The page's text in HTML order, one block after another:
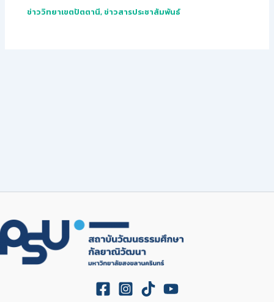
ข่าววิทยาเขตปัตตานี, ข่าวสารประชาสัมพันธ์